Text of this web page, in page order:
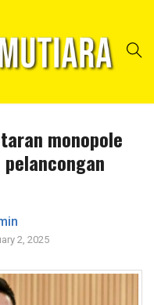
monopole
2, 2025